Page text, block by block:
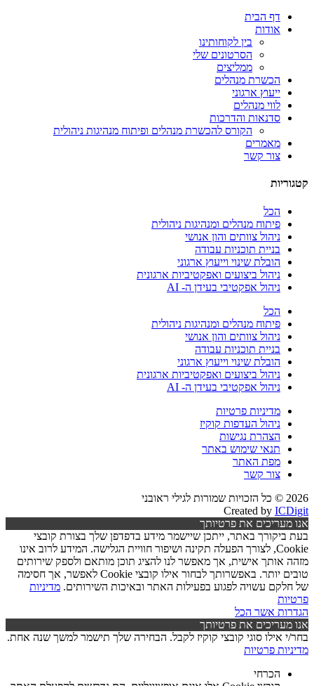
דף הבית
אודות
בין לקוחותינו
הסרטונים שלי
ממליצים
הכשרת מנהלים
ייעוץ ארגוני
לווי מנהלים
סדנאות והדרכות
הקורס להכשרת מנהלים ופיתוח מנהיגות ניהולית
מאמרים
צור קשר
קטגוריות
הכל
פיתוח מנהלים ומנהיגות ניהולית
ניהול צוותים והון אנושי
בניית תוכניות עבודה
הובלת שינוי וייעוץ ארגוני
ניהול ביצועים ואפקטיביות ארגונית
ניהול אפקטיבי בעידן ה- AI
הכל
פיתוח מנהלים ומנהיגות ניהולית
ניהול צוותים והון אנושי
בניית תוכניות עבודה
הובלת שינוי וייעוץ ארגוני
ניהול ביצועים ואפקטיביות ארגונית
ניהול אפקטיבי בעידן ה- AI
מדיניות פרטיות
ניהול העדפות קוקיז
הצהרת נגישות
תנאי שימוש באתר
מפת האתר
צור קשר
2026 © כל הזכויות שמורות לגילי ראובני
Created by ICDigit
אנו מעריכים את פרטיותך
בעת ביקורך באתר, ייתכן שיישמר מידע בדפדפן שלך בצורת קובצי
Cookie, לצורך הפעלה תקינה ושיפור חוויית הגלישה. המידע לרוב אינו
מזהה אותך אישית, אך מאפשר לנו להציג תוכן מותאם ולספק שירותים
טובים יותר. באפשרותך לבחור אילו קובצי Cookie לאפשר, אך חסימה
של חלקם עשויה לפגוע בפעילות האתר ובאיכות השירותים. מדיניות
פרטיות
הגדרות אשר הכל
אנו מעריכים את פרטיותך
בחר/י אילו סוגי קובצי קוקיז לקבל. הבחירה שלך תישמר למשך שנה אחת.
מדיניות פרטיות
הכרחי